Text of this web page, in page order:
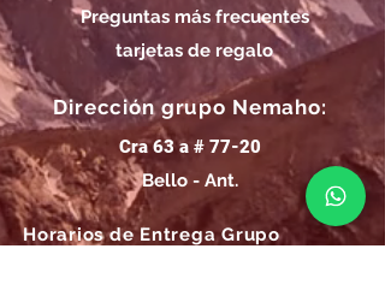
Preguntas más frecuentes
tarjetas de regalo
Dirección grupo Nemaho:
Cra 63 a # 77-20
Bello - Ant.
Horarios de Entrega Grupo